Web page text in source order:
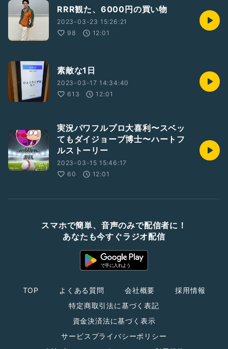
RRR観た、6000円の買い物
2023-03-23 15:26:21
98
12:01
素敵な1日
2023-03-17 14:34:40
613
12:01
実況パワフルプロ大喜利〜スベッ
てもダイジョーブ博士〜ハートフ
ルストーリー
2023-03-15 15:46:17
60
12:01
スマホで簡単、音声のみで配信者に！
あなたも今すぐラジオ配信
TOP よくある質問 会社概要
採用情報
特定商取引法に基づく表記
資金決済法に基づく表示
サービスプライバシーポリシー